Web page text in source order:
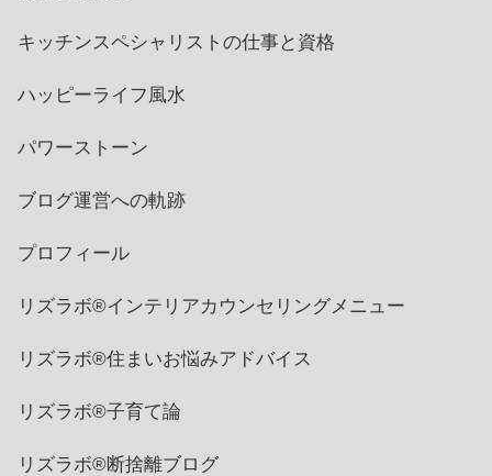
キッチンスペシャリストの仕事と資格
ハッピーライフ風水
パワーストーン
ブログ運営への軌跡
プロフィール
リズラボ®️インテリアカウンセリングメニュー
リズラボ®️住まいお悩みアドバイス
リズラボ®️子育て論
リズラボ®️断捨離ブログ